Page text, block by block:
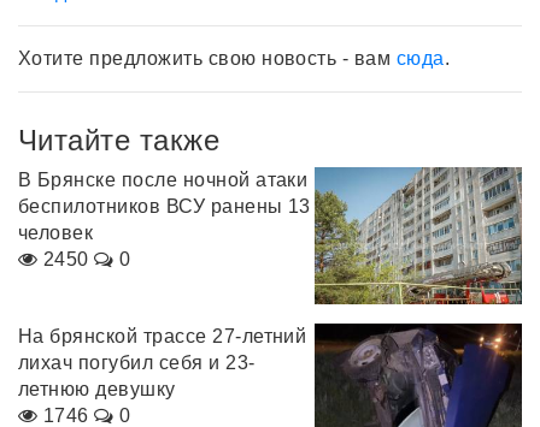
Хотите предложить свою новость - вам сюда.
Читайте также
В Брянске после ночной атаки
беспилотников ВСУ ранены 13
человек
2450
0
На брянской трассе 27-летний
лихач погубил себя и 23-
летнюю девушку
1746
0